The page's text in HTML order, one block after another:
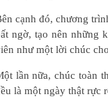
cạnh đó, chương
ngờ, tạo nên những
như một lời chúc
lần nữa, chúc toàn
là một ngày thật rực